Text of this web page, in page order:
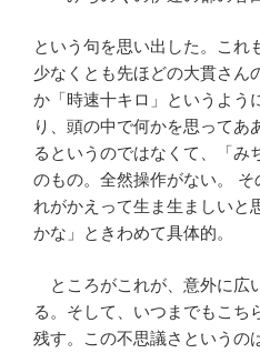
という句を思い出した。これ
少なくとも先ほどの大貫さ
か「時速十キロ」というよう
り、頭の中で何かを思ってあ
るというのではなくて、「み
のもの。全然操作がない。
れがかえって生ま生ましいと
かな」ときわめて具体的。
ところがこれが、意外に広
る。そして、いつまでもこち
残す。この不思議さというの